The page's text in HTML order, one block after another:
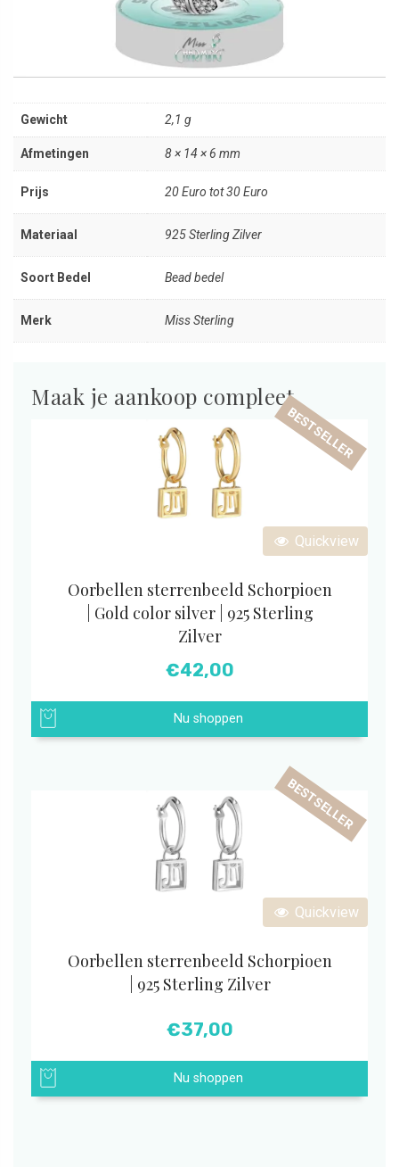
Gewicht 2,1 g
Afmetingen 8 × 14 × 6 mm
Prijs 20 Euro tot 30 Euro
Materiaal 925 Sterling Zilver
Soort Bedel Bead bedel
Merk Miss Sterling
Maak je aankoop compleet
Quickview
BESTSELLER
Oorbellen sterrenbeeld Schorpioen
| Gold color silver | 925 Sterling
Zilver
€42,00
Nu shoppen
Quickview
BESTSELLER
Oorbellen sterrenbeeld Schorpioen
| 925 Sterling Zilver
€37,00
Nu shoppen